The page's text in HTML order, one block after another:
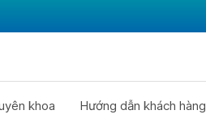
khoa Hướng dẫn khách hàng